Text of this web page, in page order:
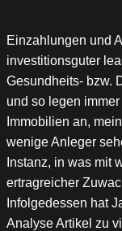
Einzahlungen und
investitionsguter
Gesundheits- bzw.
und so legen
Immobilien an,
wenige Anleger
Instanz, in was mit
ertragreicher
Infolgedessen hat
Analyse Artikel zu